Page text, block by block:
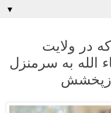
▼
در ولایت
الله به سرمنزل